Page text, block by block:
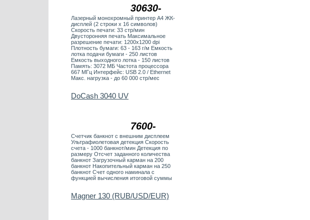
30630-
Лазерный монохромный принтер А4 ЖК-
дисплей (2 строки х 16 символов)
Скорость печати: 33 стр/мин
Двусторонняя печать Максимальное
разрешение печати: 1200x1200 dpi
Плотность бумаги: 63 - 163 г/м Емкость
лотка подачи бумаги - 250 листов
Емкость выходного лотка - 150 листов
Память: 3072 МБ Частота процессора
667 МГц Интерфейс: USB 2.0 / Ethernet
Макс. нагрузка - до 60 000 стр/мес
7600-
DoCash 3040 UV
Счетчик банкнот с внешним дисплеем
Ультрафиолетовая детекция Скорость
счета - 1000 банкнот/мин Детекция по
размеру Отсчет заданного количества
банкнот Загрузочный карман на 200
банкнот Накопительный карман на 250
банкнот Счет одного наминала с
функцией вычисления итоговой суммы
Magner 130 (RUB/USD/EUR)